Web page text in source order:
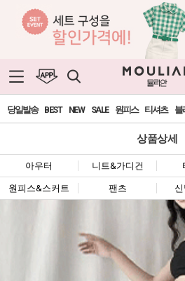
당일발송 BEST NEW SALE 원피스 티셔츠 블
상품상세
아우터 니트&가디건
원피스&스커트 팬츠